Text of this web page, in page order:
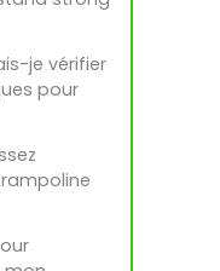
je vérifier
pour